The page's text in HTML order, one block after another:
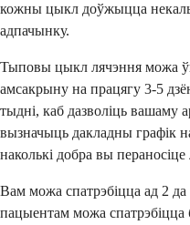
кожны цыкл доўжыцца
адпачынку.
Тыповы цыкл лячэння можа
амсакрыну на працягу 3-5
тыдні, каб дазволіць вашаму
вызначыць дакладны графік
наколькі добра вы пераносіце
Вам можа спатрэбіцца ад 2
пацыентам можа